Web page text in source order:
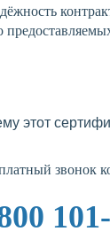
звонок